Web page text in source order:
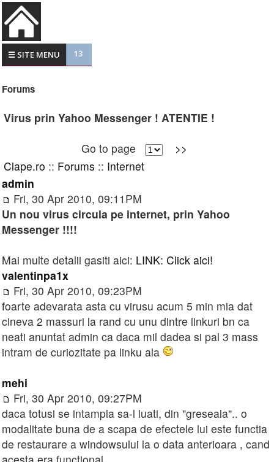
☰ SITE MENU 13
Forums
Virus prin Yahoo Messenger ! ATENTIE !
Go to page
>>
Clape.ro :: Forums :: Internet
admin
Fri, 30 Apr 2010, 09:11PM
Un nou virus circula pe internet, prin Yahoo
Messenger !!!!
Mai multe detalii gasiti aici: LINK: Click aici!
valentinpa1x
Fri, 30 Apr 2010, 09:23PM
foarte adevarata asta cu virusu acum 5 min mia dat
cineva 2 massuri la rand cu unu dintre linkuri bn ca
neati anuntat admin ca daca mil dadea si pal 3 mass
intram de curiozitate pa linku ala
mehi
Fri, 30 Apr 2010, 09:27PM
daca totusi se intampla sa-l luati, din "greseala".. o
modalitate buna de a scapa de efectele lui este functia
de restaurare a windowsului la o data anterioara , cand